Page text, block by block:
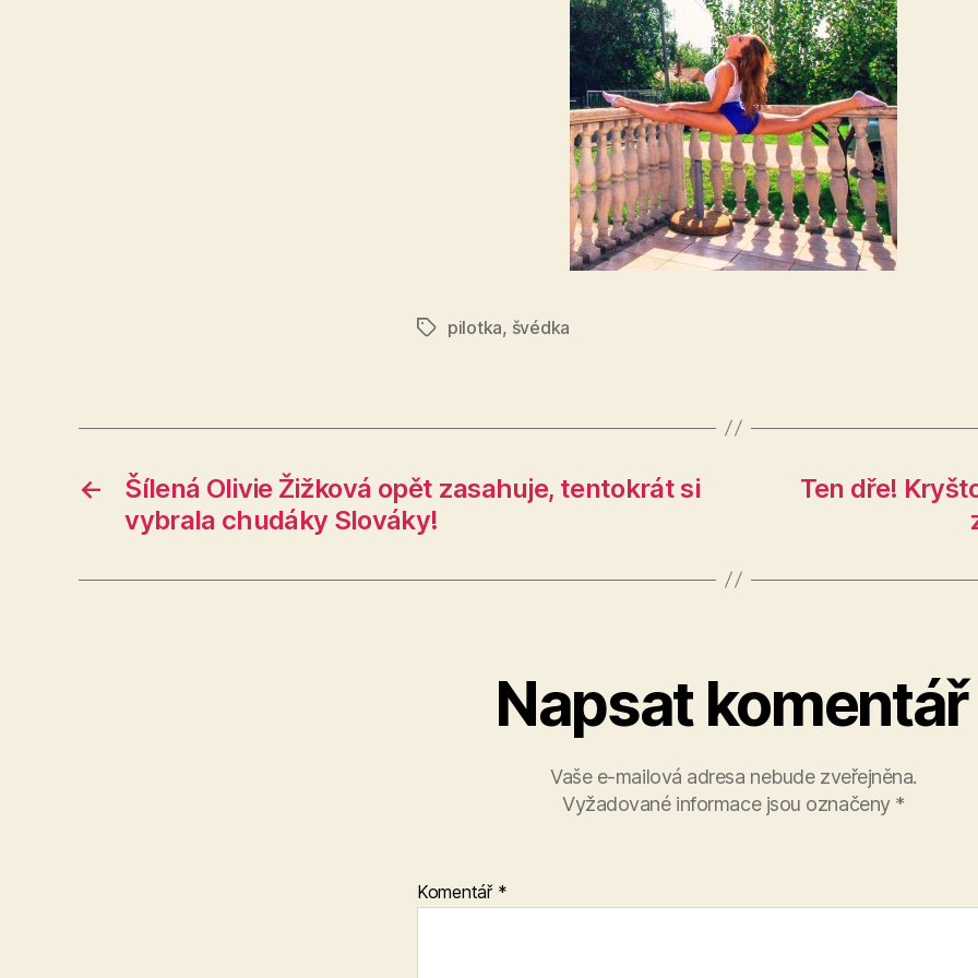
Štítkypilotka, švédka
←
Šílená Olivie Žižková opět zasahuje, tentokrát si
vybrala chudáky Slováky!
Ten dře!
Napsat komentář
Vaše e-mailová adresa nebude zveřejněna.
Vyžadované informace jsou označeny *
Komentář *